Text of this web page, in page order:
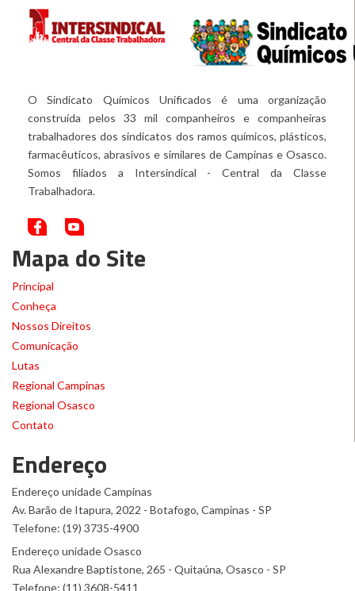
O Sindicato Químicos Unificados é uma organização
construída pelos 33 mil companheiros e companheiras
trabalhadores dos sindicatos dos ramos químicos, plásticos,
farmacêuticos, abrasivos e similares de Campinas e Osasco.
Somos filiados a Intersindical - Central da Classe
Trabalhadora.
Mapa do Site
Principal
Conheça
Nossos Direitos
Comunicação
Lutas
Regional Campinas
Regional Osasco
Contato
Endereço
Endereço unidade Campinas
Av. Barão de Itapura, 2022 - Botafogo, Campinas - SP
Telefone: (19) 3735-4900
Endereço unidade Osasco
Rua Alexandre Baptistone, 265 - Quitaúna, Osasco - SP
Telefone: (11) 3608-5411